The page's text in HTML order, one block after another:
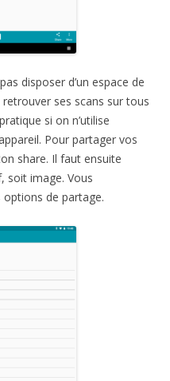
disposer d’un espace de
ses scans sur tous
si on n’utilise
Pour partager vos
share. Il faut ensuite
soit image. Vous
de partage.